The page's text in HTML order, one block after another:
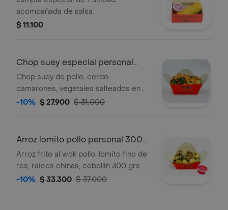
acompañada de salsa.
$ 11.100
Chop suey especial personal
250 gr
Chop suey de pollo, cerdo,
camarones, vegetales salteados en
salsa de ostras y soya 250 grs
-10% $ 27.900 $ 31.000
Arroz lomito pollo personal 300
gr
Arroz frito al wok pollo, lomito fino de
res, raices chinas, cebollin 300 grs .
sugerido 1persona .
-10% $ 33.300 $ 37.000